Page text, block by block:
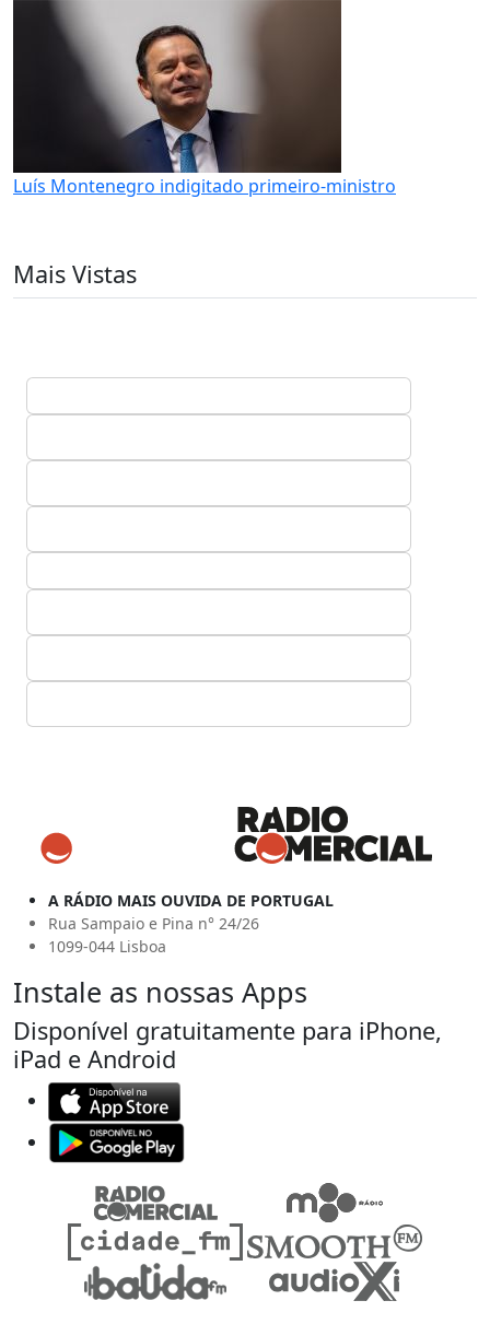
Luís Montenegro indigitado primeiro-ministro
Mais Vistas
A RÁDIO MAIS OUVIDA DE PORTUGAL
Rua Sampaio e Pina n° 24/26
1099-044 Lisboa
Instale as nossas Apps
Disponível gratuitamente para iPhone,
iPad e Android